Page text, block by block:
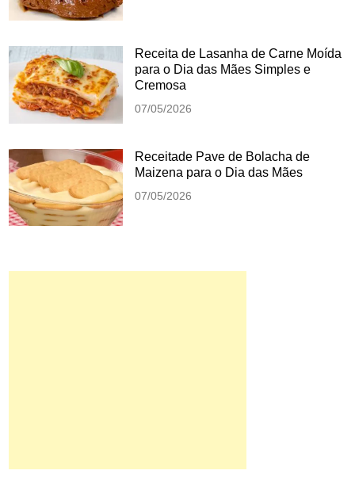
Receita de Lasanha de Carne Moída
para o Dia das Mães Simples e
Cremosa
07/05/2026
Receitade Pave de Bolacha de
Maizena para o Dia das Mães
07/05/2026